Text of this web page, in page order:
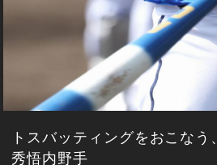
トスバッティングをおこな
秀悟内野手